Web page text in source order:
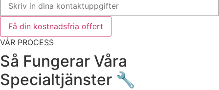
Få din kostnadsfria offert
VÅR PROCESS
Så Fungerar Våra
Specialtjänster 🔧